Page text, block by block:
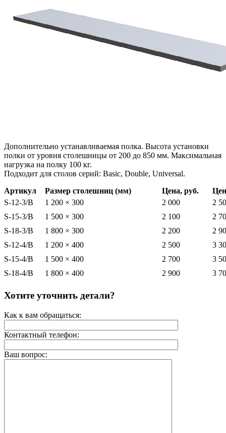
Дополнительно устанавливаемая полка. Высота установки
полки от уровня столешницы от 200 до 850 мм. Максимальная
нагрузка на полку 100 кг.
Подходит для столов серий: Вasic, Double, Universal.
Артикул
Размер столешниц (мм) Цена, руб.
S-12-3/B
1 200 × 300 2 000
2
S-15-3/B
1 500 × 300 2 100
2
S-18-3/B
1 800 × 300 2 200
2
S-12-4/B
1 200 × 400 2 500
3
S-15-4/B
1 500 × 400 2 700
3
S-18-4/B
1 800 × 400 2 900 3
Хотите уточнить детали?
Как к вам обращаться:
Контактный телефон:
Ваш вопрос: